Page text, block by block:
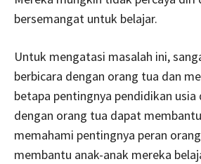
bersemangat untuk belajar.
Untuk mengatasi masalah ini,
berbicara dengan orang tua dan
betapa pentingnya pendidikan usia
dengan orang tua dapat
memahami pentingnya peran
membantu anak-anak mereka